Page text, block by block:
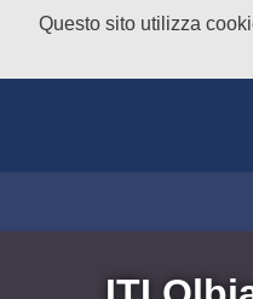
Questo sito utilizza